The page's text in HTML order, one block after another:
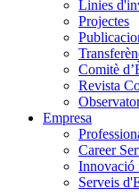
Linies
Projectes
Comitè
Revista
Empresa
Career
Innovació
Serveis